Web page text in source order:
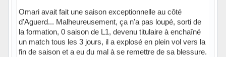
Omari avait fait une saison exceptionnelle au côté
d'Aguerd... Malheureusement, ça n'a pas loupé, sorti de
la formation, 0 saison de L1, devenu titulaire à enchaîné
un match tous les 3 jours, il a explosé en plein vol vers la
fin de saison et a eu du mal à se remettre de sa blessure.